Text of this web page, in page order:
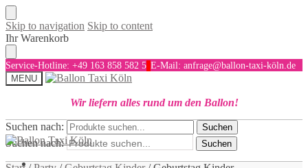
Skip to navigation Skip to content
Ihr Warenkorb
Service-Hotline: +49 163 858 582 5 E-Mail: anfrage@ballon-taxi-köln.de
MENU
Wir liefern alles rund um den Ballon!
Suchen nach: Suchen
Suchen nach: Suchen